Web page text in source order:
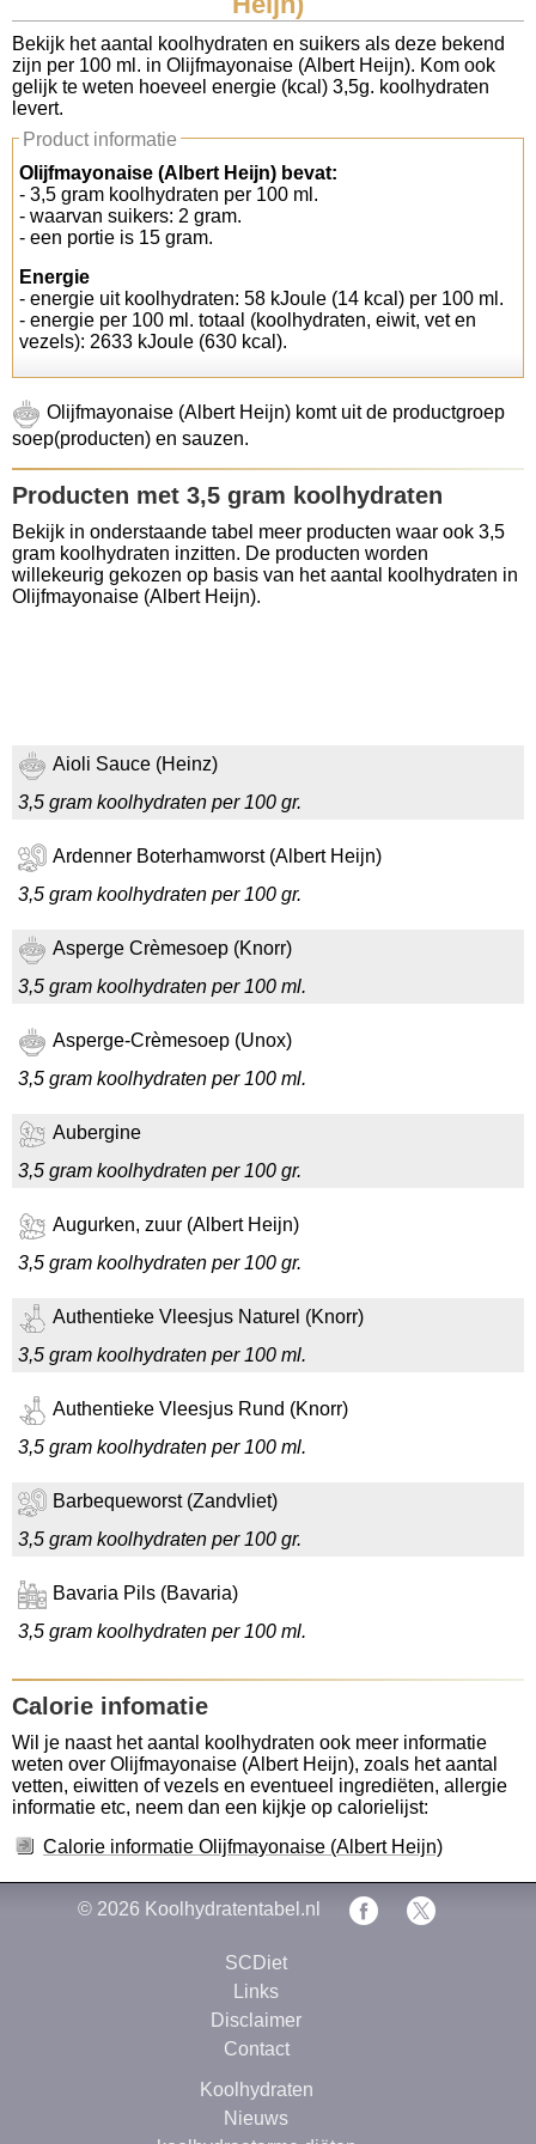
Koolhydraten tellen
Links
Bekijk het aantal koolhydraten en suikers als deze bekend
zijn per 100 ml. in Olijfmayonaise (Albert Heijn). Kom ook
gelijk te weten hoeveel energie (kcal) 3,5g. koolhydraten
levert.
Product informatie
Olijfmayonaise (Albert Heijn) bevat:
- 3,5 gram koolhydraten per 100 ml.
- waarvan suikers: 2 gram.
- een portie is 15 gram.
Energie
- energie uit koolhydraten: 58 kJoule (14 kcal) per 100 ml.
- energie per 100 ml. totaal (koolhydraten, eiwit, vet en
vezels): 2633 kJoule (630 kcal).
Olijfmayonaise (Albert Heijn) komt uit de productgroep
soep(producten) en sauzen.
Producten met 3,5 gram koolhydraten
Bekijk in onderstaande tabel meer producten waar ook 3,5
gram koolhydraten inzitten. De producten worden
willekeurig gekozen op basis van het aantal koolhydraten in
Olijfmayonaise (Albert Heijn).
Aioli Sauce (Heinz)
3,5 gram koolhydraten per 100 gr.
Ardenner Boterhamworst (Albert Heijn)
3,5 gram koolhydraten per 100 gr.
Asperge Crèmesoep (Knorr)
3,5 gram koolhydraten per 100 ml.
Asperge-Crèmesoep (Unox)
3,5 gram koolhydraten per 100 ml.
Aubergine
3,5 gram koolhydraten per 100 gr.
Augurken, zuur (Albert Heijn)
3,5 gram koolhydraten per 100 gr.
Authentieke Vleesjus Naturel (Knorr)
3,5 gram koolhydraten per 100 ml.
Authentieke Vleesjus Rund (Knorr)
3,5 gram koolhydraten per 100 ml.
Barbequeworst (Zandvliet)
3,5 gram koolhydraten per 100 gr.
Bavaria Pils (Bavaria)
3,5 gram koolhydraten per 100 ml.
Calorie infomatie
Wil je naast het aantal koolhydraten ook meer informatie
weten over Olijfmayonaise (Albert Heijn), zoals het aantal
vetten, eiwitten of vezels en eventueel ingrediëten, allergie
informatie etc, neem dan een kijkje op calorielijst:
Calorie informatie Olijfmayonaise (Albert Heijn)
© 2026 Koolhydratentabel.nl
SCDiet
Links
Disclaimer
Contact
Koolhydraten
Nieuws